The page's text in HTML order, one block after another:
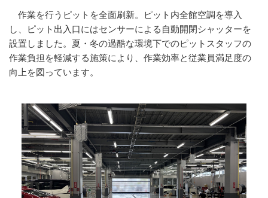
作業を行うピットを全面刷新。ピット内全館空調を導入
し、ピット出入口にはセンサーによる自動開閉シャッターを
設置しました。夏・冬の過酷な環境下でのピットスタッフの
作業負担を軽減する施策により、作業効率と従業員満足度の
向上を図っています。